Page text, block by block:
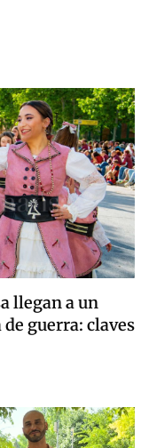
llegan a un
guerra: claves